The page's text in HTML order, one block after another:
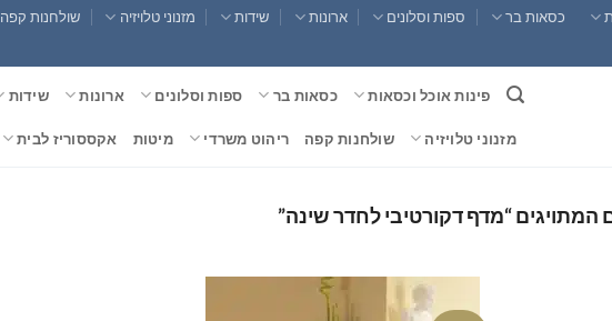
כסאות בר ספות וסלונים ארונות שידות מזנוני טלויזיה שולחנות קפה
פינות אוכל וכסאות כסאות בר ספות וסלונים ארונות שידות
מזנוני טלויזיה שולחנות קפה ריהוט משרדי מיטות אקססוריז לבית
המתויגים “מדף דקורטיבי לחדר שינה”